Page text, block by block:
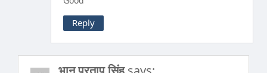
Reply